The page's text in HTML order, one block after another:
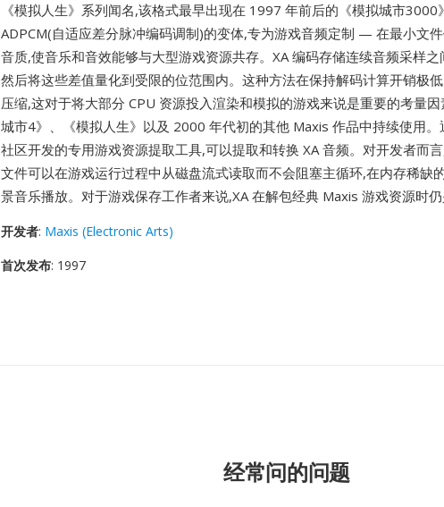
《模拟人生》系列闻名,该格式最早出现在 1997 年前后的《模拟城市3000
ADPCM(自适应差分脉冲编码调制)的变体,专为游戏音频定制 — 在最小文
音质,使音乐和音效能够与大型游戏资源共存。XA 编码存储连续音频采样
然后将这些差值量化到受限的位范围内。这种方法在保持解码计算开销极
压缩,这对于将大部分 CPU 资源投入渲染和模拟的游戏来说是重要的考量
城市4》、《模拟人生》以及 2000 年代初的其他 Maxis 作品中持续使用。
社区开发的专用游戏资源提取工具,可以提取和转换 XA 音频。对开发者而
文件可以在游戏运行过程中从磁盘流式读取而不会阻塞主循环,在内存稀缺
景音乐播放。对于游戏保存工作者来说,XA 在解包经典 Maxis 游戏资源时仍
开发者: Maxis (Electronic Arts)
首次发布: 1997
经常问的问题